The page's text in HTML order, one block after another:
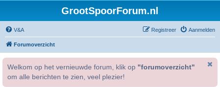
GrootSpoorForum.nl
V&A Aanmelden
Registreer
Forumoverzicht
Welkom op het vernieuwde forum, klik op "forumoverzicht"
om alle berichten te zien, veel plezier!